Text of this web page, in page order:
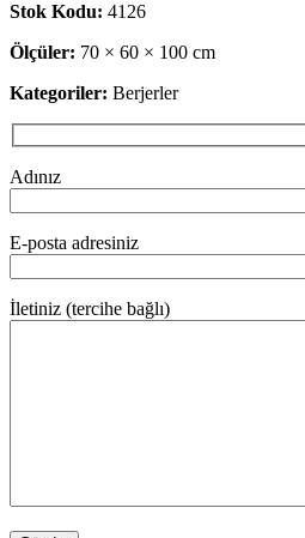
Stok Kodu: 4126
Ölçüler: 70 × 60 × 100 cm
Kategoriler: Berjerler
Adınız
E-posta adresiniz
İletiniz (tercihe bağlı)